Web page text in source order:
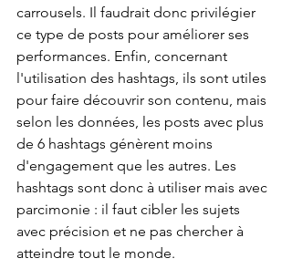
carrousels. Il faudrait donc privilégier
ce type de posts pour améliorer ses
performances. Enfin, concernant
l'utilisation des hashtags, ils sont utiles
pour faire découvrir son contenu, mais
selon les données, les posts avec plus
de 6 hashtags génèrent moins
d'engagement que les autres. Les
hashtags sont donc à utiliser mais avec
parcimonie : il faut cibler les sujets
avec précision et ne pas chercher à
atteindre tout le monde.